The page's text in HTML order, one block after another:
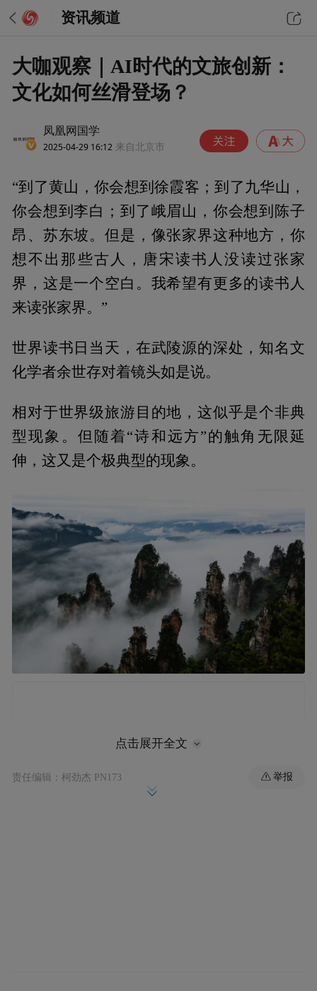
资讯频道
大咖观察｜AI时代的文旅创新：
文化如何丝滑登场？
凤凰网国学
2025-04-29 16:12 来自北京市
“到了黄山，你会想到徐霞客；到了九华山，
你会想到李白；到了峨眉山，你会想到陈子
昂、苏东坡。但是，像张家界这种地方，你
想不出那些古人，唐宋读书人没读过张家
界，这是一个空白。我希望有更多的读书人
来读张家界。”
世界读书日当天，在武陵源的深处，知名文
化学者余世存对着镜头如是说。
相对于世界级旅游目的地，这似乎是个非典
型现象。但随着“诗和远方”的触角无限延
伸，这又是个极典型的现象。
点击展开全文
责任编辑：柯劲杰 PN173 举报